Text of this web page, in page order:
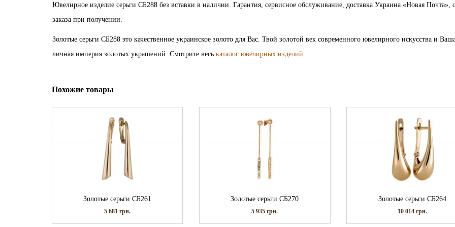
Ювелирное изделие серьги СБ288 без вставки в наличии. Гарантия, сервисное обслуживание, доставка Украина «Новая Почта»,
заказа при получении.
Золотые серьги СБ288 это качественное украинское золото для Вас. Твой золотой век современного ювелирного искусства и
личная империя золотых украшений. Смотрите весь каталог ювелирных изделий.
Похожие товары
Золотые серьги СБ261
5 681грн.
Золотые серьги СБ270
5 935грн.
Золотые серьги СБ264
10 014 грн.